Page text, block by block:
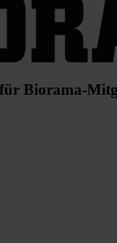
Biorama-